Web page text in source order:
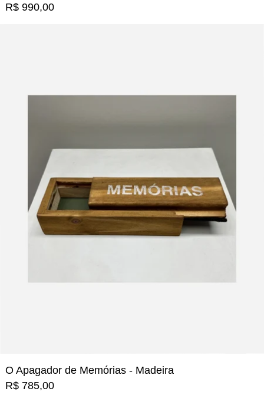
R$ 990,00
O Apagador de Memórias - Madeira
R$ 785,00